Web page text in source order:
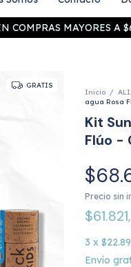
COMPRAS MAYORES
GRATIS
Inicio /
agua Rosa
Kit
Flúo -
Precio sin
3 x
Envío